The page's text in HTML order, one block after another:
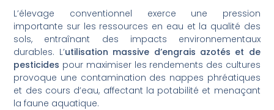
L’élevage conventionnel exerce une pression
importante sur les ressources en eau et la qualité des
sols, entraînant des impacts environnementaux
durables. L’utilisation massive d’engrais azotés et de
pesticides pour maximiser les rendements des cultures
provoque une contamination des nappes phréatiques
et des cours d’eau, affectant la potabilité et menaçant
la faune aquatique.